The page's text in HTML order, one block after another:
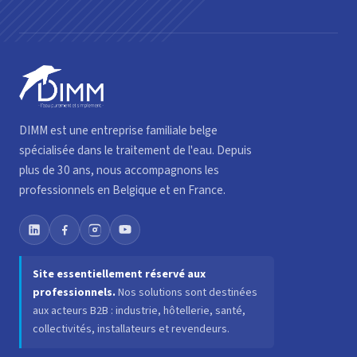
DIMM est une entreprise familiale belge
spécialisée dans le traitement de l'eau. Depuis
plus de 30 ans, nous accompagnons les
professionnels en Belgique et en France.
Site essentiellement réservé aux
professionnels. Nos solutions sont destinées
aux acteurs B2B : industrie, hôtellerie, santé,
collectivités, installateurs et revendeurs.